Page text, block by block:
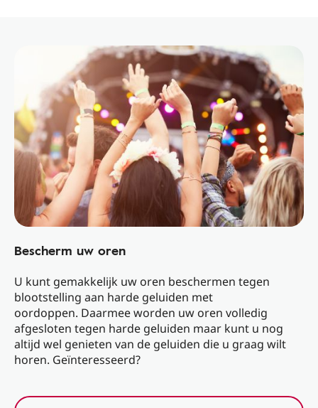
Bescherm uw oren
U kunt gemakkelijk uw oren beschermen tegen
blootstelling aan harde geluiden met
oordoppen. Daarmee worden uw oren volledig
afgesloten tegen harde geluiden maar kunt u nog
altijd wel genieten van de geluiden die u graag wilt
horen. Geïnteresseerd?